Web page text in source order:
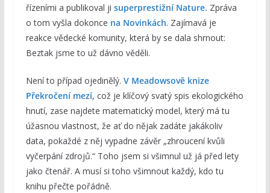
řízeními a publikoval ji superprestižní Nature. Zpráva
o tom vyšla dokonce na Novinkách. Zajímavá je
reakce vědecké komunity, která by se dala shrnout:
Beztak jsme to už dávno věděli.
Není to případ ojedinělý. V Meadowsově knize
Překročení mezí, což je klíčový svatý spis ekologického
hnutí, zase najdete matematický model, který má tu
úžasnou vlastnost, že ať do nějak zadáte jakákoliv
data, pokaždé z něj vypadne závěr „zhroucení kvůli
vyčerpání zdrojů.“ Toho jsem si všimnul už já před lety
jako čtenář. A musí si toho všimnout každý, kdo tu
knihu přečte pořádně.